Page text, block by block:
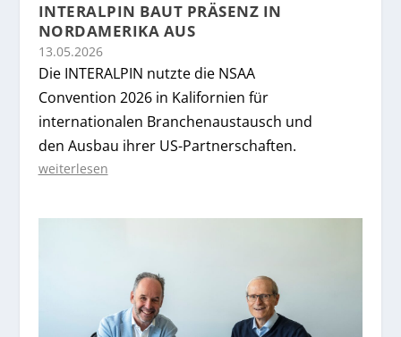
INTERALPIN BAUT PRÄSENZ IN
NORDAMERIKA AUS
13.05.2026
Die INTERALPIN nutzte die NSAA
Convention 2026 in Kalifornien für
internationalen Branchenaustausch und
den Ausbau ihrer US-Partnerschaften.
weiterlesen